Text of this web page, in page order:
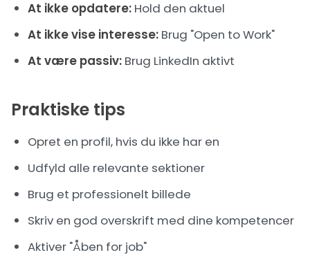
At ikke opdatere: Hold den aktuel
At ikke vise interesse: Brug "Open to Work"
At være passiv: Brug LinkedIn aktivt
Praktiske tips
Opret en profil, hvis du ikke har en
Udfyld alle relevante sektioner
Brug et professionelt billede
Skriv en god overskrift med dine kompetencer
Aktiver "Åben for job"